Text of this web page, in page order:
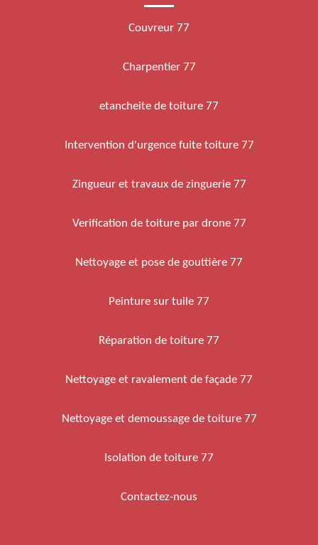
Couvreur 77
Charpentier 77
etancheite de toiture 77
Intervention d'urgence fuite toiture 77
Zingueur et travaux de zinguerie 77
Verification de toiture par drone 77
Nettoyage et pose de gouttière 77
Peinture sur tuile 77
Réparation de toiture 77
Nettoyage et ravalement de façade 77
Nettoyage et demoussage de toiture 77
Isolation de toiture 77
Contactez-nous